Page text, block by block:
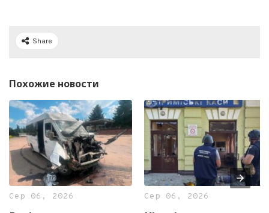
Share
Похожие новости
Сер 06, 2026 Сер 06, 2026